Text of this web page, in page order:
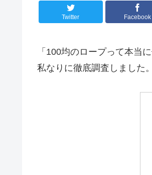
Twitter Facebook
「100均のロープって本当
私なりに徹底調査しました。